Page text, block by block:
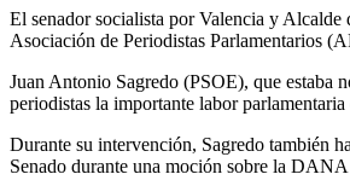
El senador socialista por Valencia y Alcalde
Asociación de Periodistas Parlamentarios
Juan Antonio Sagredo (PSOE), que estaba
periodistas la importante labor
Durante su intervención, Sagredo también
Senado durante una moción sobre la